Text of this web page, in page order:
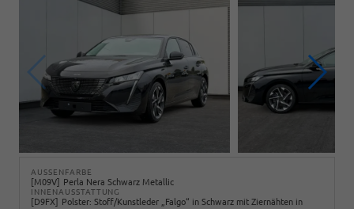
AUSSENFARBE
M09V Perla Nera Schwarz Metallic
INNENAUSSTATTUNG
D9FX
Polster: Stoff/Kunstleder „Falgo“ in Schwarz mit Ziernähten in